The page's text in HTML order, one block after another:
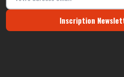
Inscription